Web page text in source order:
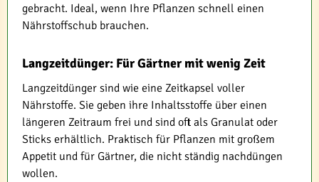
gebracht. Ideal, wenn Ihre Pflanzen schnell einen
Nährstoffschub brauchen.
Langzeitdünger: Für Gärtner mit wenig Zeit
Langzeitdünger sind wie eine Zeitkapsel voller
Nährstoffe. Sie geben ihre Inhaltsstoffe über einen
längeren Zeitraum frei und sind oft als Granulat oder
Sticks erhältlich. Praktisch für Pflanzen mit großem
Appetit und für Gärtner, die nicht ständig nachdüngen
wollen.